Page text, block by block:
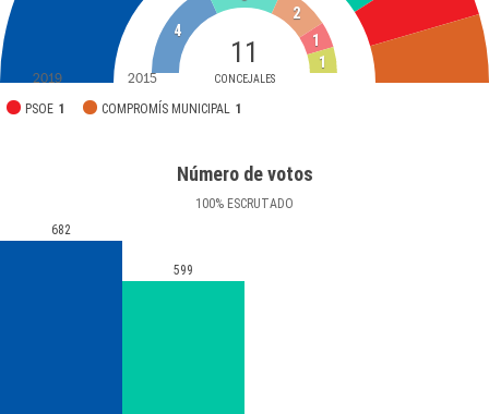
11
CONCEJALES
PSOE 1 COMPROMÍS MUNICIPAL 1
4
2
1
1
2019 2015
Número de votos
100% ESCRUTADO
682
599